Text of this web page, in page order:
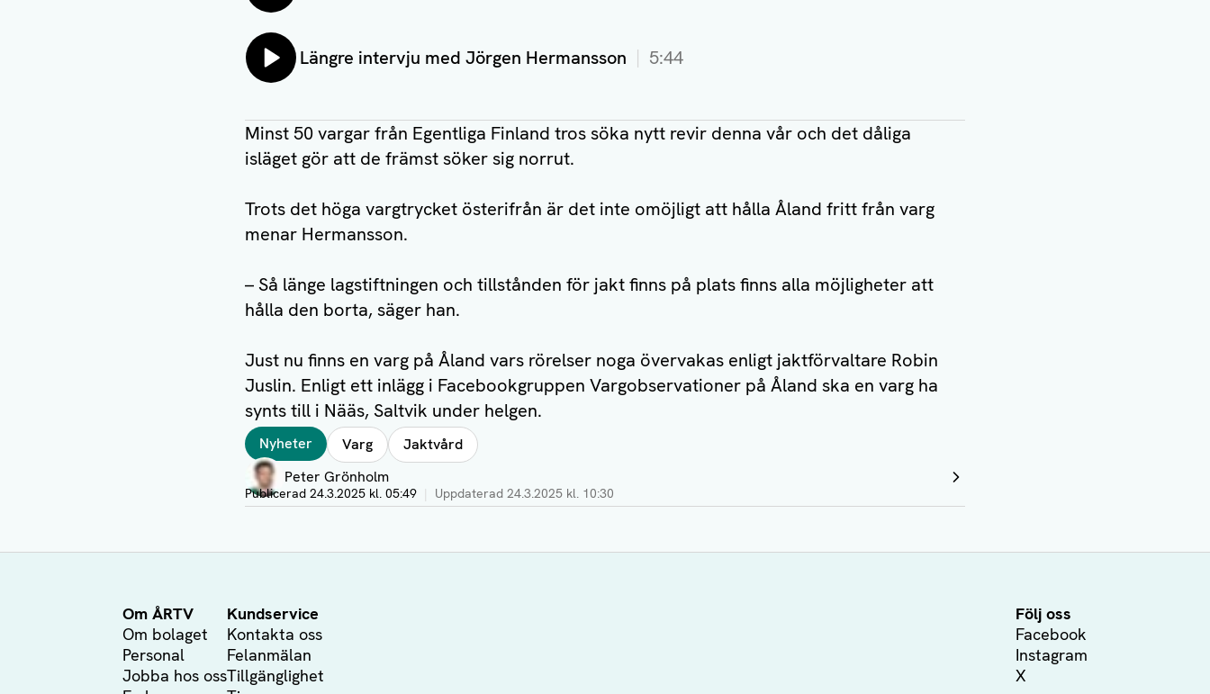
Lyssna på:
Längre intervju med Jörgen Hermansson 5:44
Minst 50 vargar från Egentliga Finland tros söka nytt revir denna vår och det dåliga
isläget gör att de främst söker sig norrut.
Trots det höga vargtrycket österifrån är det inte omöjligt att hålla Åland fritt från varg
menar Hermansson.
– Så länge lagstiftningen och tillstånden för jakt finns på plats finns alla möjligheter att
hålla den borta, säger han.
Just nu finns en varg på Åland vars rörelser noga övervakas enligt jaktförvaltare Robin
Juslin. Enligt ett inlägg i Facebookgruppen Vargobservationer på Åland ska en varg ha
synts till i Nääs, Saltvik under helgen.
TaggarNyheter Varg Jaktvård
Författare
Peter Grönholm
Visa profil
Publicerad 24.3.2025 kl. 05:49 Uppdaterad 24.3.2025 kl. 10:30
Om ÅRTV
Om bolaget
Personal
Jobba hos oss
Kundservice
Kontakta oss
Felanmälan
Tillgänglighet
Följ oss
Facebook
Instagram
X